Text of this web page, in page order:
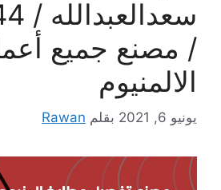
/ مصنع جميع
الالمنيوم
يونيو 6, 2021 بقلم Rawan